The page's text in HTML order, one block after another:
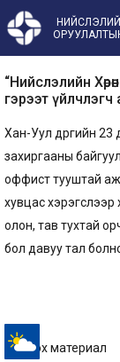
НИЙСЛЭЛИЙН
“Нийслэлийн
гэрээт
Хан-Уул дүүргийн
захиргааны
оффист тууштай
хувцас
олон, тав тухтай
бол давуу тал
Бүрдүүлэх материал